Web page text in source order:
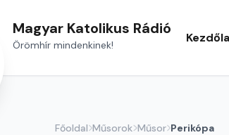
Magyar Katolikus Rádió
Örömhír mindenkinek!
Főoldal Műsorok Műsor Perikópa